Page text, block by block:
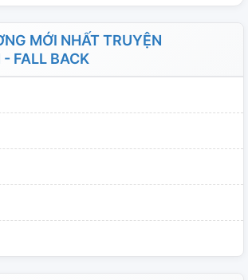
MỚI NHẤT TRUYỆN
- FALL BACK